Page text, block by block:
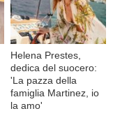
Helena Prestes,
dedica del suocero:
'La pazza della
famiglia Martinez, io
la amo'